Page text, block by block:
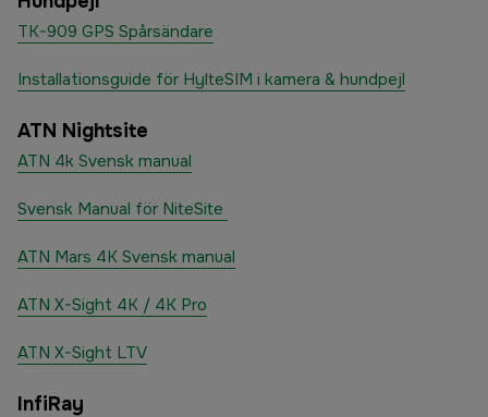
TK-909 GPS Spårsändare
Installationsguide för HylteSIM i kamera & hundpejl
ATN Nightsite
ATN 4k Svensk manual
Svensk Manual för NiteSite
ATN Mars 4K Svensk manual
ATN X-Sight 4K / 4K Pro
ATN X-Sight LTV
InfiRay